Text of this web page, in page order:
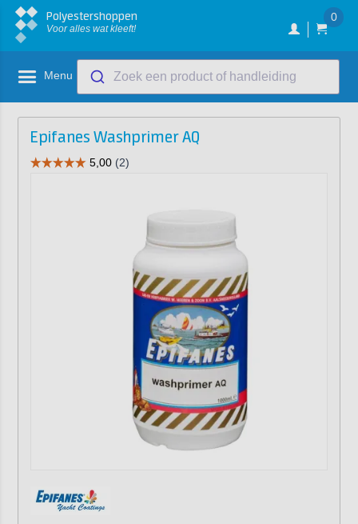
Polyestershoppen
Voor alles wat kleeft!
0
Menu Zoek een product of handleiding
Epifanes Washprimer AQ